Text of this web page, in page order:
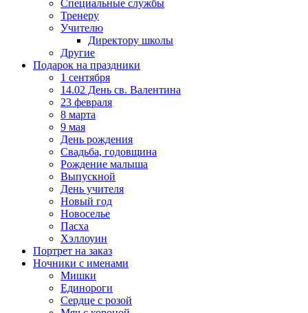
Специальные службы
Тренеру
Учителю
Директору школы
Другие
Подарок на праздники
1 сентября
14.02 День св. Валентина
23 февраля
8 марта
9 мая
День рождения
Свадьба, годовщина
Рождение малыша
Выпускной
День учителя
Новый год
Новоселье
Пасха
Хэллоуин
Портрет на заказ
Ночники с именами
Мишки
Единороги
Сердце с розой